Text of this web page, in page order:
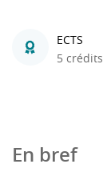
ECTS
5 crédits
En bref